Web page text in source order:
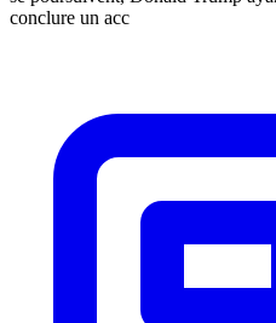
conclure un acc